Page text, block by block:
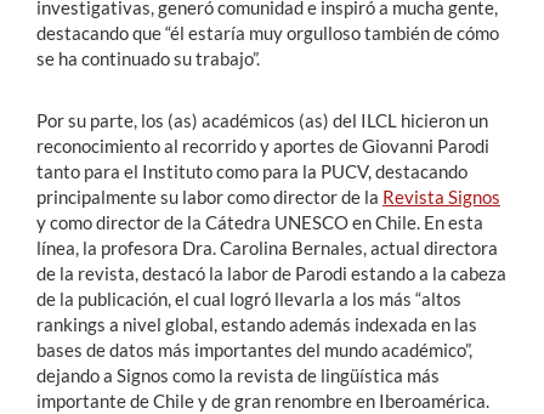
investigativas, generó comunidad e inspiró a mucha gente,
destacando que “él estaría muy orgulloso también de cómo
se ha continuado su trabajo”.
Por su parte, los (as) académicos (as) del ILCL hicieron un
reconocimiento al recorrido y aportes de Giovanni Parodi
tanto para el Instituto como para la PUCV, destacando
principalmente su labor como director de la Revista Signos
y como director de la Cátedra UNESCO en Chile. En esta
línea, la profesora Dra. Carolina Bernales, actual directora
de la revista, destacó la labor de Parodi estando a la cabeza
de la publicación, el cual logró llevarla a los más “altos
rankings a nivel global, estando además indexada en las
bases de datos más importantes del mundo académico”,
dejando a Signos como la revista de lingüística más
importante de Chile y de gran renombre en Iberoamérica.